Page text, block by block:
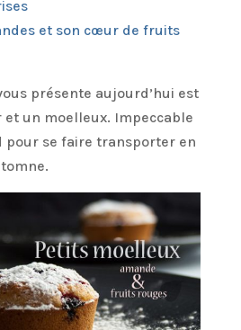
et son cœur de fruits
présente aujourd’hui est
un moelleux. Impeccable
pour se faire transporter en